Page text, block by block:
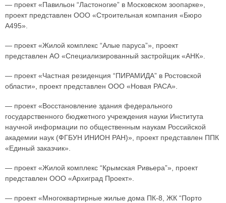
— проект «Павильон “Ластоногие” в Московском зоопарке»,
проект представлен ООО «Строительная компания «Бюро
А495».
— проект «Жилой комплекс “Алые паруса”», проект
представлен АО «Специализированный застройщик «АНК».
— проект «Частная резиденция “ПИРАМИДА” в Ростовской
области», проект представлен ООО «Новая РАСА».
— проект «Восстановление здания федерального
государственного бюджетного учреждения науки Института
научной информации по общественным наукам Российской
академии наук (ФГБУН ИНИОН РАН)», проект представлен ППК
«Единый заказчик».
— проект «Жилой комплекс “Крымская Ривьера”», проект
представлен ООО «Архиград Проект».
— проект «Многоквартирные жилые дома ПК-8, ЖК “Порто